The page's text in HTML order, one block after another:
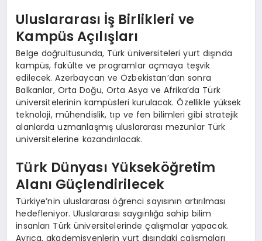
Uluslararası İş Birlikleri ve
Kampüs Açılışları
Belge doğrultusunda, Türk üniversiteleri yurt dışında
kampüs, fakülte ve programlar açmaya teşvik
edilecek. Azerbaycan ve Özbekistan’dan sonra
Balkanlar, Orta Doğu, Orta Asya ve Afrika’da Türk
üniversitelerinin kampüsleri kurulacak. Özellikle yüksek
teknoloji, mühendislik, tıp ve fen bilimleri gibi stratejik
alanlarda uzmanlaşmış uluslararası mezunlar Türk
üniversitelerine kazandırılacak.
Türk Dünyası Yükseköğretim
Alanı Güçlendirilecek
Türkiye’nin uluslararası öğrenci sayısının artırılması
hedefleniyor. Uluslararası saygınlığa sahip bilim
insanları Türk üniversitelerinde çalışmalar yapacak.
Ayrıca, akademisyenlerin yurt dışındaki çalışmaları